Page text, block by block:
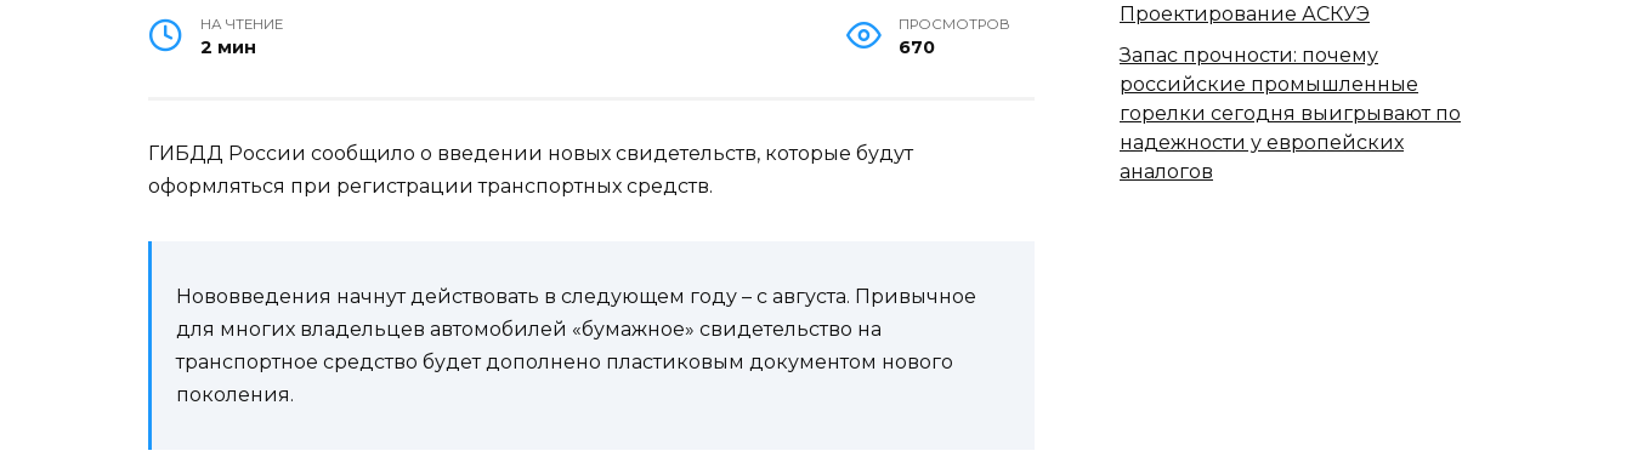
НА ЧТЕНИЕ
2 мин
ПРОСМОТРОВ
670
ГИБДД России сообщило о введении новых свидетельств, которые будут
оформляться при регистрации транспортных средств.
Нововведения начнут действовать в следующем году – с августа. Привычное
для многих владельцев автомобилей «бумажное» свидетельство на
транспортное средство будет дополнено пластиковым документом нового
поколения.
Проектирование АСКУЭ
Запас прочности: почему
российские промышленные
горелки сегодня выигрывают по
надежности у европейских
аналогов